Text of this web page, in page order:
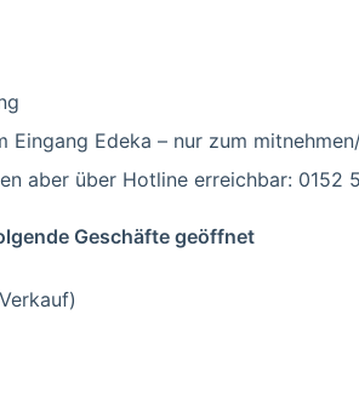
Eingang Edeka – nur zum
aber über Hotline erreichbar: 0152
Geschäfte geöffnet